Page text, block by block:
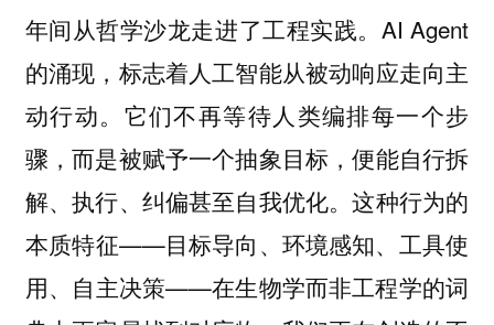
年间从哲学沙龙走进了工程实践。AI Agent
的涌现，标志着人工智能从被动响应走向主
动行动。它们不再等待人类编排每一个步
骤，而是被赋予一个抽象目标，便能自行拆
解、执行、纠偏甚至自我优化。这种行为的
本质特征——目标导向、环境感知、工具使
用、自主决策——在生物学而非工程学的词